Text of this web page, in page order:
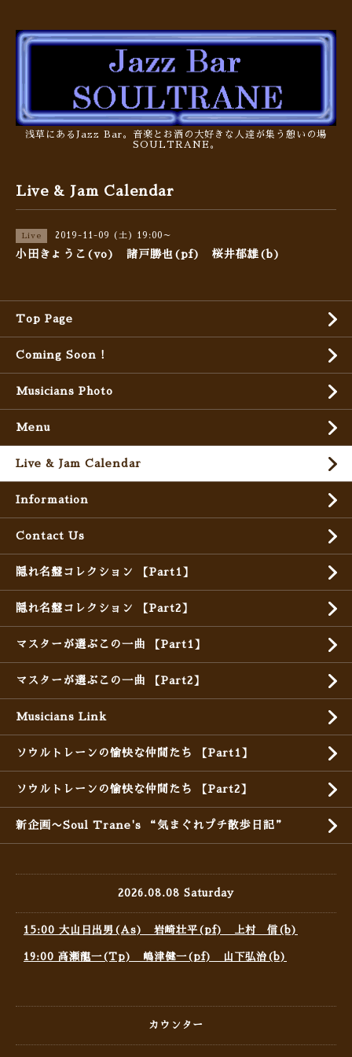
浅草にあるJazz Bar。音楽とお酒の大好きな人達が集う憩いの場
SOULTRANE。
Live & Jam Calendar
Live 2019-11-09 (土) 19:00～
小田きょうこ(vo) 諸戸勝也(pf) 桜井郁雄(b)
Top Page
Coming Soon !
Musicians Photo
Menu
Live & Jam Calendar
Information
Contact Us
隠れ名盤コレクション 【Part1】
隠れ名盤コレクション 【Part2】
マスターが選ぶこの一曲 【Part1】
マスターが選ぶこの一曲 【Part2】
Musicians Link
ソウルトレーンの愉快な仲間たち 【Part1】
ソウルトレーンの愉快な仲間たち 【Part2】
新企画〜Soul Trane's “気まぐれプチ散歩日記”
2026.08.08 Saturday
15:00 大山日出男(As) 岩崎壮平(pf) 上村 信(b)
19:00 高瀬龍一(Tp) 嶋津健一(pf) 山下弘治(b)
カウンター